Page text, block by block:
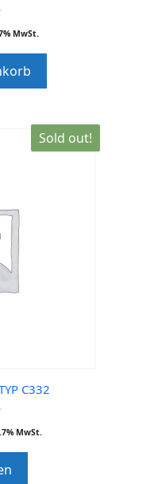
MwSt.
Sold out!
C332
MwSt.